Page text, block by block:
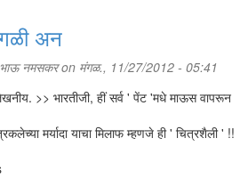
अन
भाऊ नमसकरon मंगळ., 11/27/2012 - 05:41
>> भारतीजी, हीं सर्व ' पेंट 'मधे माऊस वापरून
मर्यादा याचा मिलाफ म्हणजे ही ' चित्रशैली ' !!